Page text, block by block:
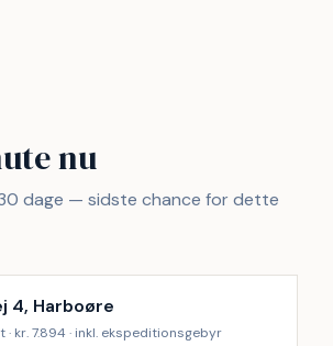
nu
dage — sidste chance for dette
4, Harboøre
· kr. 7.894 · inkl. ekspeditionsgebyr